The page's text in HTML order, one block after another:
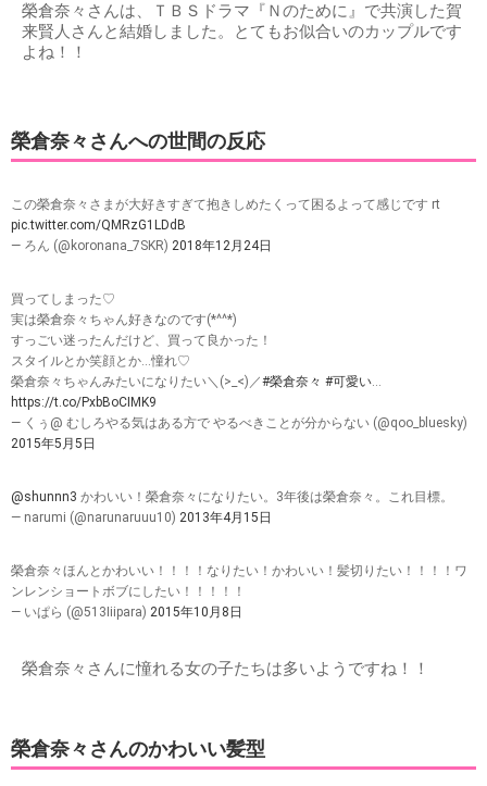
榮倉奈々さんは、ＴＢＳドラマ『Ｎのために』で共演した賀
来賢人さんと結婚しました。とてもお似合いのカップルです
よね！！
榮倉奈々さんへの世間の反応
この榮倉奈々さまが大好きすぎて抱きしめたくって困るよって感じです rt
pic.twitter.com/QMRzG1LDdB
— ろん (@koronana_7SKR) 2018年12月24日
買ってしまった♡
実は榮倉奈々ちゃん好きなのです(*^^*)
すっごい迷ったんだけど、買って良かった！
スタイルとか笑顔とか…憧れ♡
榮倉奈々ちゃんみたいになりたい＼(>_<)／#榮倉奈々 #可愛い…
https://t.co/PxbBoCIMK9
— くぅ@ むしろやる気はある方で やるべきことが分からない (@qoo_bluesky)
2015年5月5日
@shunnn3 かわいい！榮倉奈々になりたい。3年後は榮倉奈々。これ目標。
— narumi (@narunaruuu10) 2013年4月15日
榮倉奈々ほんとかわいい！！！！なりたい！かわいい！髪切りたい！！！！ワ
ンレンショートボブにしたい！！！！！
— いぱら (@513Iiipara) 2015年10月8日
榮倉奈々さんに憧れる女の子たちは多いようですね！！
榮倉奈々さんのかわいい髪型